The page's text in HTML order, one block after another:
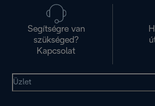
Segítségre van
szükséged?
Kapcsolat
Üzlet